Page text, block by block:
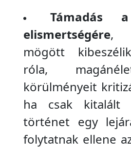
Támadás
elismertségére,
mögött
róla,
körülményeit
ha csak
történet egy
folytatnak ellene